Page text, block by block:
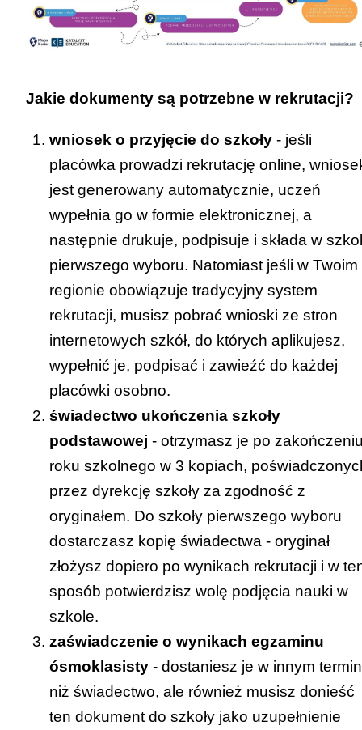
Strona internetowa kuratorium:
www.kuratorium.bialystok.pl
[KLIK]
Strona internetowa kuratorium:
www.kuratorium.gda.pl
Link do zakładki z informacją o rekrutacji –
[KLIK]
ŚLĄSKIE Kuratorium Oświaty
Strona internetowa kuratorium:
www.kuratorium.katowice.pl
Link do zakładki z informacją o rekrutacji –
[KLIK]
ŚWIĘTOKRZYSKIE Kuratorium Oświaty
Strona internetowa kuratorium:
www.kuratorium.kielce.pl
Link do zakładki z informacją o rekrutacji –
[KLIK]
WARMIŃSKO-MAZURSKIE Kuratorium
Oświaty
Strona internetowa kuratorium:
www.ko.olsztyn.pl
Link do zakładki z informacją o rekrutacji –
[KLIK]
WIELKOPOLSKIE Kuratorium Oświaty
Strona internetowa kuratorium:
www.ko.poznan.pl
Link do zakładki z informacją o rekrutacji –
Jakie dokumenty są potrzebne w rekrutacji?
wniosek o przyjęcie do szkoły- jeśli
placówka prowadzi rekrutację online,
jest generowany automatycznie, uczeń
wypełnia go w formie elektronicznej, a
następnie drukuje, podpisuje i składa w
pierwszego wyboru. Natomiast jeśli w Twoim
regionie obowiązuje tradycyjny system
rekrutacji, musisz pobrać wnioski ze stron
internetowych szkół, do których aplikujesz,
wypełnić je, podpisać i zawieźć do każdej
placówki osobno.
świadectwo ukończenia szkoły
podstawowej - otrzymasz je po
roku szkolnego w 3 kopiach,
przez dyrekcję szkoły za zgodność z
oryginałem. Do szkoły pierwszego wyboru
dostarczasz kopię świadectwa - oryginał
złożysz dopiero po wynikach rekrutacji i w
sposób potwierdzisz wolę podjęcia nauki w
szkole.
zaświadczenie o wynikach egzaminu
ósmoklasisty- dostaniesz je w innym
niż świadectwo, ale również musisz donieść
ten dokument do szkoły jako uzupełnienie